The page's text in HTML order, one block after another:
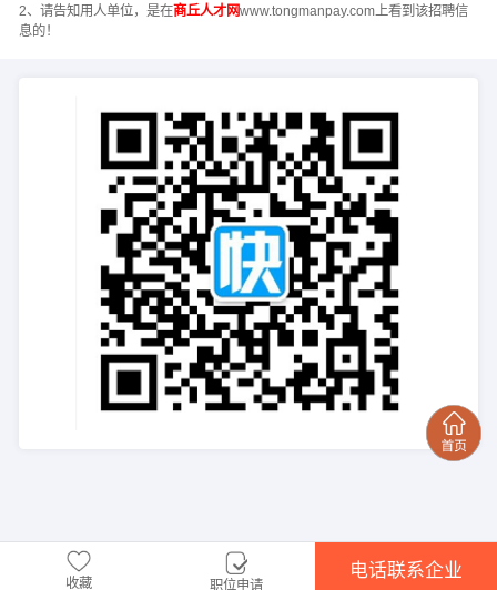
2、请告知用人单位，是在商丘人才网www.tongmanpay.com上看到该招聘信
息的！
收藏 职位申请
电话联系企业